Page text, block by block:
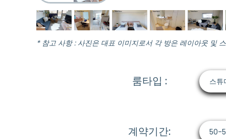
* 참고 사항 : 사진은 대표 이미지로서 각 방은 레이아웃 및
룸타입 : 스튜
계약기간: 50-